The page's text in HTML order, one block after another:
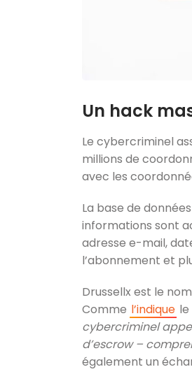
Un hack
Le cybercriminel
millions de
avec les
La base de
informations sont
adresse e-mail,
l’abonnement et
Drussellx est le
Comme l’indique
cybercriminel
d’escrow –
également un